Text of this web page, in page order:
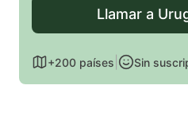
Llamar a
+200 países Sin